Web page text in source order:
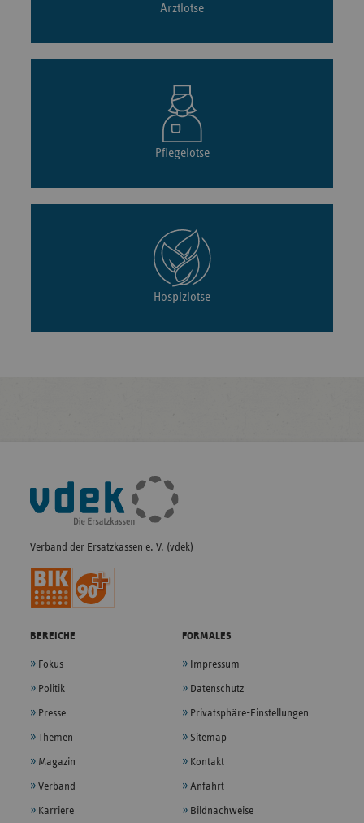
Arztlotse
Pflegelotse
Hospizlotse
Fußleisten-
Navigation
Verband der Ersatzkassen e. V. (vdek)
BEREICHE
Fokus
Politik
Presse
Themen
Magazin
Verband
Karriere
FORMALES
Impressum
Datenschutz
Privatsphäre-Einstellungen
Sitemap
Kontakt
Anfahrt
Bildnachweise